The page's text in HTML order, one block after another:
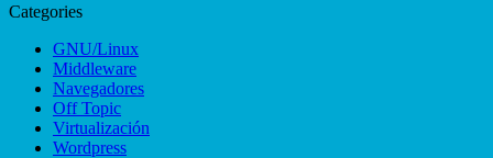
Categories
GNU/Linux
Middleware
Navegadores
Off Topic
Virtualización
Wordpress